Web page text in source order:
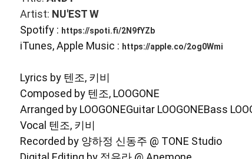
Artist: NU'EST W
Spotify : https://spoti.fi/2N9fYZb
iTunes, Apple Music : https://apple.co/2og0Wmi
Lyrics by 텐조, 키비
Composed by 텐조, LOOGONE
Arranged by LOOGONEGuitar LOOGONEBass
Vocal 텐조, 키비
Recorded by 양하정 신동주 @ TONE Studio